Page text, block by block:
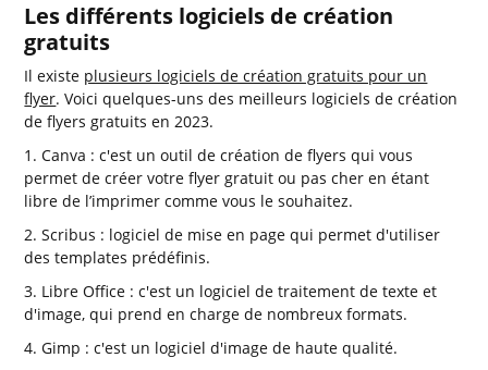
Les différents logiciels de création
gratuits
Il existe plusieurs logiciels de création gratuits pour un
flyer. Voici quelques-uns des meilleurs logiciels de création
de flyers gratuits en 2023.
1. Canva : c'est un outil de création de flyers qui vous
permet de créer votre flyer gratuit ou pas cher en étant
libre de l’imprimer comme vous le souhaitez.
2. Scribus : logiciel de mise en page qui permet d'utiliser
des templates prédéfinis.
3. Libre Office : c'est un logiciel de traitement de texte et
d'image, qui prend en charge de nombreux formats.
4. Gimp : c'est un logiciel d'image de haute qualité.